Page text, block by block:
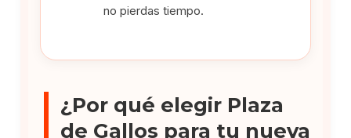
no pierdas tiempo.
¿Por qué elegir Plaza
de Gallos para tu nueva